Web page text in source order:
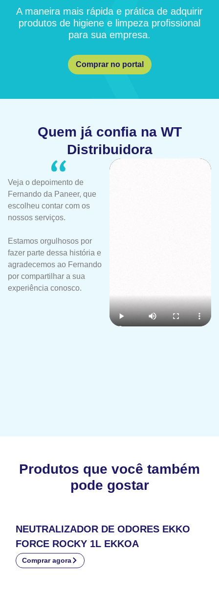
A maneira mais rápida e prática de adquirir
produtos de higiene e limpeza profissional
para sua empresa.
Comprar no portal
Quem já confia na WT
Distribuidora
Veja o depoimento de
Fernando da Paneer, que
escolheu contar com os
nossos serviços.
Estamos orgulhosos por
fazer parte dessa história e
agradecemos ao Fernando
por compartilhar a sua
experiência conosco.
Produtos que você também
pode gostar
NEUTRALIZADOR DE ODORES EKKO
FORCE ROCKY 1L EKKOA
Comprar agora